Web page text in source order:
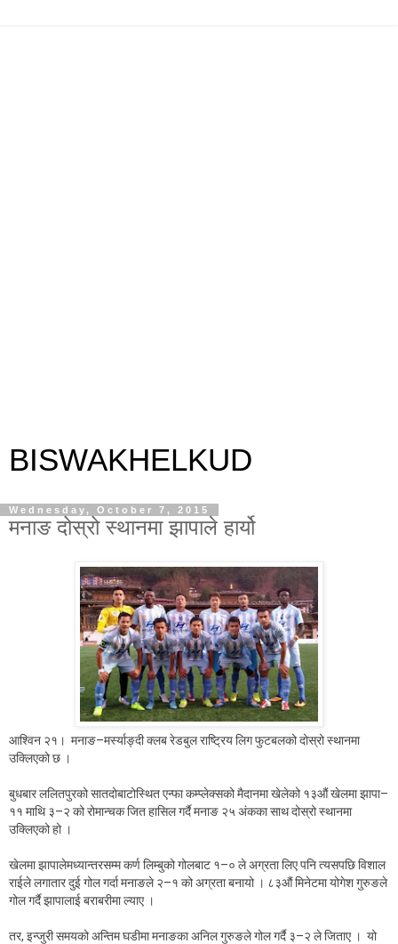
BISWAKHELKUD
Wednesday, October 7, 2015
मनाङ दोस्रो स्थानमा झापाले हार्यो
आश्विन २१। मनाङ–मर्स्याङ्दी क्लब रेडबुल राष्ट्रिय लिग फुटबलको दोस्रो स्थानमा
उक्लिएको छ ।
बुधबार ललितपुरको सातदोबाटोस्थित एन्फा कम्प्लेक्सको मैदानमा खेलेको १३औं खेलमा झापा–
११ माथि ३–२ को रोमान्चक जित हासिल गर्दै मनाङ २५ अंकका साथ दोस्रो स्थानमा
उक्लिएको हो ।
खेलमा झापालेमध्यान्तरसम्म कर्ण लिम्बुको गोलबाट १–० ले अग्रता लिए पनि त्यसपछि विशाल
राईले लगातार दुई गोल गर्दा मनाङले २–१ को अग्रता बनायो । ८३औं मिनेटमा योगेश गुरुङले
गोल गर्दै झापालाई बराबरीमा ल्याए ।
तर, इन्जुरी समयको अन्तिम घडीमा मनाङका अनिल गुरुङले गोल गर्दै ३–२ ले जिताए । यो